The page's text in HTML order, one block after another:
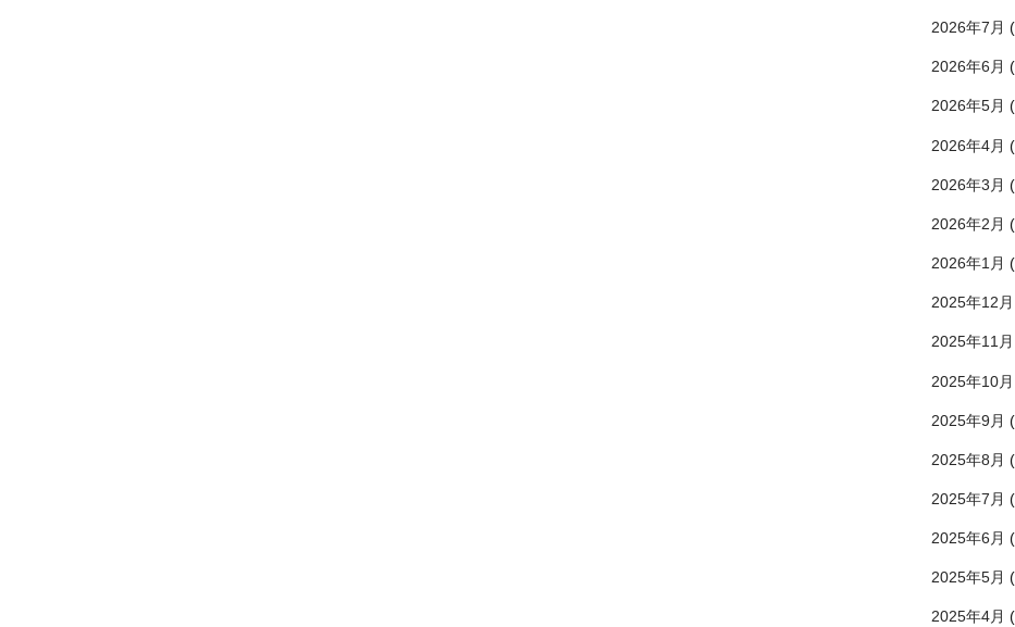
2026年7月
2026年6月
2026年5月
2026年4月
2026年3月
2026年2月
2026年1月
2025年12月
2025年11月
2025年10月
2025年9月
2025年8月
2025年7月
2025年6月
2025年5月
2025年4月